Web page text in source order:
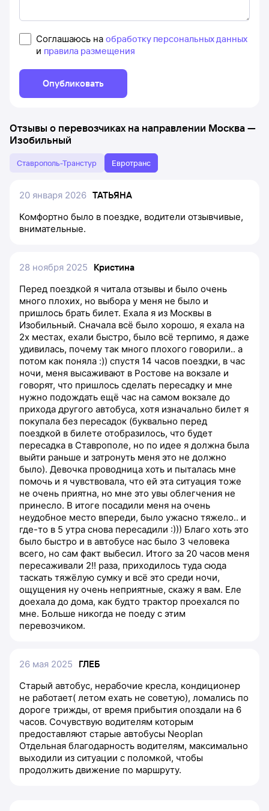
Соглашаюсь на обработку персональных данных
и правила размещения
Опубликовать
Отзывы о перевозчиках на направлении Москва—
Изобильный
Ставрополь-Транстур Евротранс
20 января 2026 ТАТЬЯНА
Комфортно было в поездке, водители отзывчивые,
внимательные.
28 ноября 2025
Кристина
Перед поездкой я читала отзывы и было очень
много плохих, но выбора у меня не было и
пришлось брать билет. Ехала я из Москвы в
Изобильный. Сначала всё было хорошо, я ехала на
2х местах, ехали быстро, было всё терпимо, я даже
удивилась, почему так много плохого говорили.. а
потом как поняла :)) спустя 14 часов поездки, в час
ночи, меня высаживают в Ростове на вокзале и
говорят, что пришлось сделать пересадку и мне
нужно подождать ещё час на самом вокзале до
прихода другого автобуса, хотя изначально билет я
покупала без пересадок (буквально перед
поездкой в билете отобразилось, что будет
пересадка в Ставрополе, но по идее я должна была
выйти раньше и затронуть меня это не должно
было). Девочка проводница хоть и пыталась мне
помочь и я чувствовала, что ей эта ситуация тоже
не очень приятна, но мне это увы облегчения не
принесло. В итоге посадили меня на очень
неудобное место впереди, было ужасно тяжело.. и
где-то в 5 утра снова пересадили :))) Благо хоть это
было быстро и в автобусе нас было 3 человека
всего, но сам факт выбесил. Итого за 20 часов меня
пересаживали 2!! раза, приходилось туда сюда
таскать тяжёлую сумку и всё это среди ночи,
ощущения ну очень неприятные, скажу я вам. Еле
доехала до дома, как будто трактор проехался по
мне. Больше никогда не поеду с этим
перевозчиком.
26 мая 2025
ГЛЕБ
Старый автобус, нерабочие кресла, кондиционер
не работает( летом ехать не советую), ломались по
дороге трижды, от время прибытия опоздали на 6
часов. Сочувствую водителям которым
предоставляют старые автобусы Neoplan
Отдельная благодарность водителям, максимально
выходили из ситуации с поломкой, чтобы
продолжить движение по маршруту.